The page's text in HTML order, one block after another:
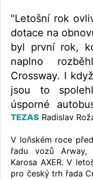
"Letošní rok
dotace na
byl první rok,
naplno
Crossway. I
jsou to
úsporné
TEZAS Radislav
V loňském roce
řadu vozů Arway,
Karosa AXER. V
pro český trh řada